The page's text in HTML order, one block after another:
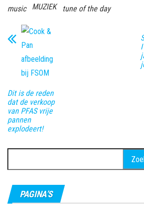
music
MUZIEK tune of the day
Dit is de reden
dat de verkoop
van PFAS vrije
pannen
explodeert!
naar:
PAGINA’S